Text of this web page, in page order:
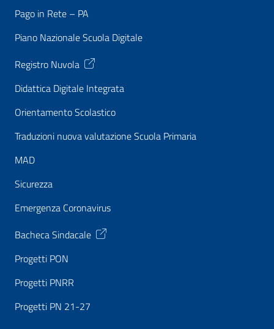
Pago in Rete – PA
Piano Nazionale Scuola Digitale
Registro Nuvola
Didattica Digitale Integrata
Orientamento Scolastico
Traduzioni nuova valutazione Scuola Primaria
MAD
Sicurezza
Emergenza Coronavirus
Bacheca Sindacale
Progetti PON
Progetti PNRR
Progetti PN 21-27